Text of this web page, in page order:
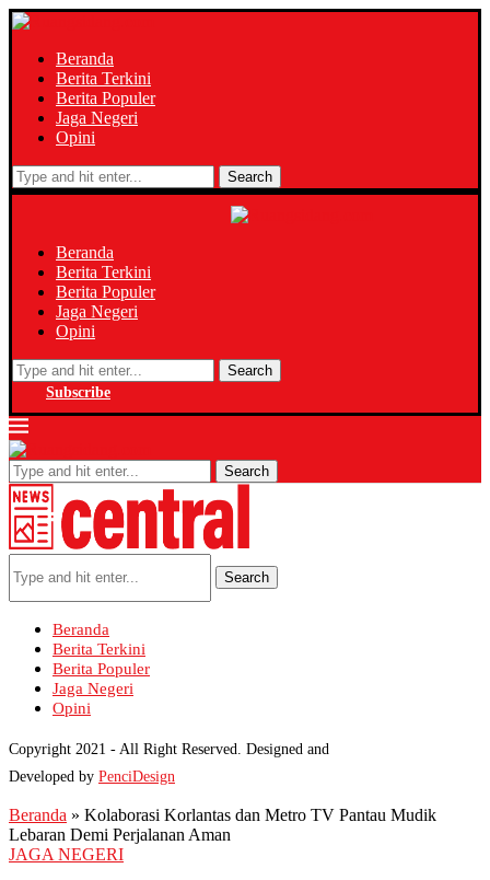
Beranda
Berita Terkini
Berita Populer
Jaga Negeri
Opini
Search
Beranda
Berita Terkini
Berita Populer
Jaga Negeri
Opini
Search
Subscribe
Search
Search
Beranda
Berita Terkini
Berita Populer
Jaga Negeri
Opini
Copyright 2021 - All Right Reserved. Designed and
Developed by PenciDesign
Beranda » Kolaborasi Korlantas dan Metro TV Pantau Mudik
Lebaran Demi Perjalanan Aman
JAGA NEGERI